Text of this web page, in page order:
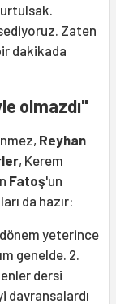
Zaten
dakikada
olmazdı"
Reyhan
, Kerem
Fatoş'un
da hazır:
yeterince
genelde. 2.
dersi
davransalardı